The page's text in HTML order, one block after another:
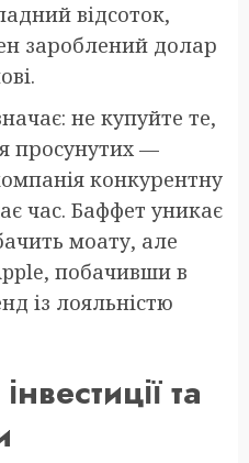
відсоток,
зароблений долар
не купуйте те,
просунутих —
конкурентну
час. Баффет уникає
моату, але
побачивши в
із лояльністю
та